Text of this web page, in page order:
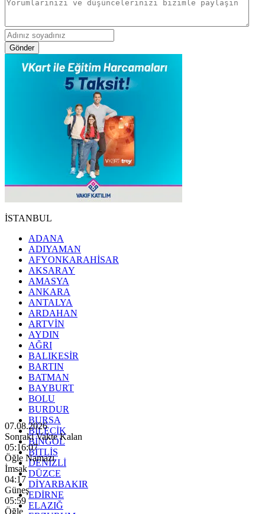
Gönder
İSTANBUL
ADANA
ADIYAMAN
AFYONKARAHİSAR
AKSARAY
AMASYA
ANKARA
ANTALYA
ARDAHAN
ARTVİN
AYDIN
AĞRI
BALIKESİR
BARTIN
BATMAN
BAYBURT
BOLU
BURDUR
BURSA
BİLECİK
BİNGÖL
BİTLİS
DENİZLİ
DÜZCE
DİYARBAKIR
EDİRNE
ELAZIĞ
07.08.2026
Sonraki Vakte Kalan
05:16:05
Öğle Namazı
İmsak
04:17
Güneş
05:59
Öğle